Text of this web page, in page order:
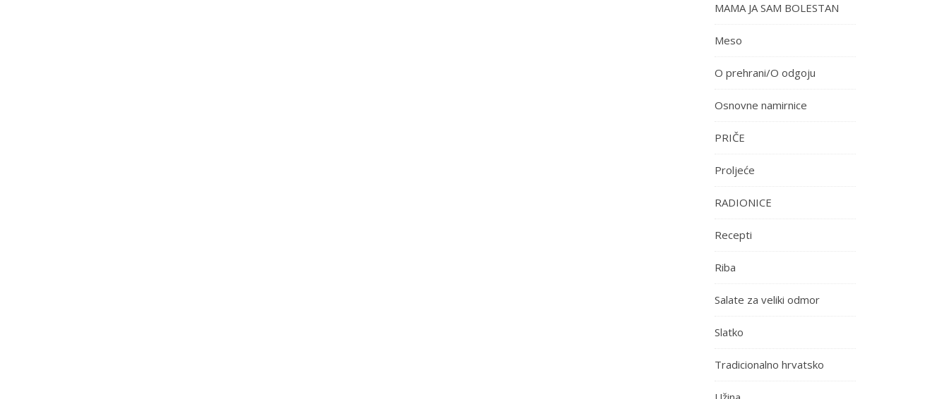
MAMA JA SAM BOLESTAN
Meso
O prehrani/O odgoju
Osnovne namirnice
PRIČE
Proljeće
RADIONICE
Recepti
Riba
Salate za veliki odmor
Slatko
Tradicionalno hrvatsko